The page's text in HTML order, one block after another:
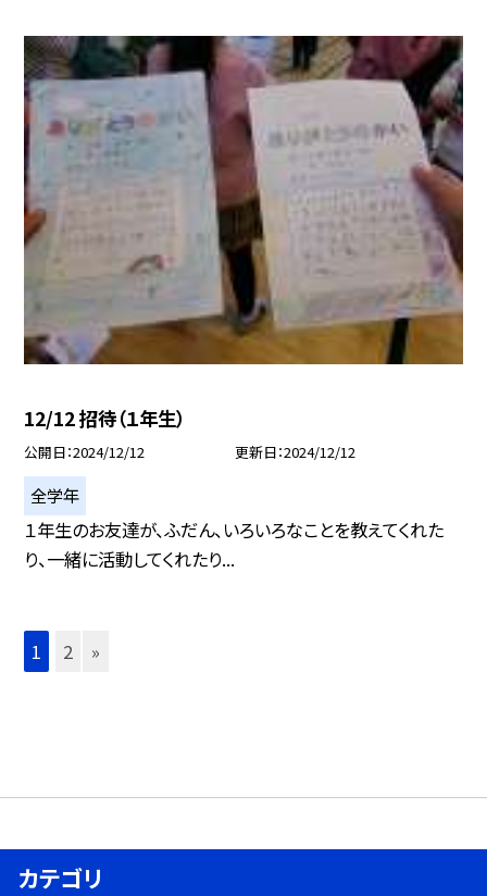
12/12 招待（１年生）
公開日 2024/12/12 更新日 2024/12/12
全学年
１年生のお友達が、ふだん、いろいろなことを教えてくれた
り、一緒に活動してくれたり...
1 2 »
カテゴリ